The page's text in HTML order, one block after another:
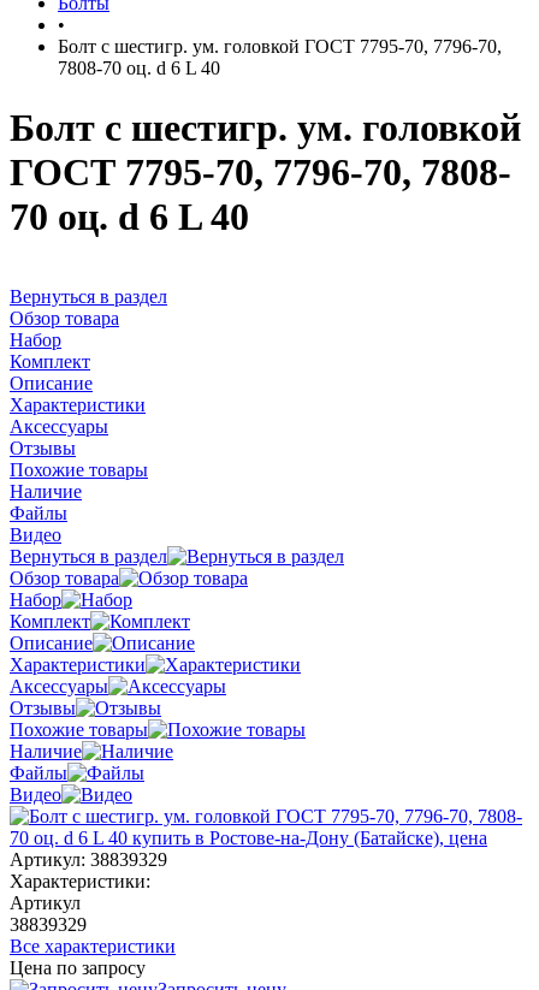
•
Болт с шестигр. ум. головкой ГОСТ 7795-70, 7796-70,
7808-70 оц. d 6 L 40
Болт с шестигр. ум. головкой
ГОСТ 7795-70, 7796-70, 7808-
70 оц. d 6 L 40
Вернуться в раздел
Обзор товара
Набор
Комплект
Описание
Характеристики
Аксессуары
Отзывы
Похожие товары
Наличие
Файлы
Видео
Вернуться в раздел
Обзор товара
Набор
Комплект
Описание
Характеристики
Аксессуары
Отзывы
Похожие товары
Наличие
Файлы
Видео
Артикул: 38839329
Характеристики:
Артикул
38839329
Все характеристики
Цена по запросу